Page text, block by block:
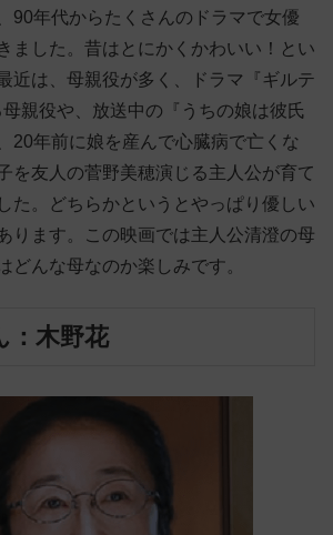
90年代からたくさんのドラマで女優
ました。昔はとにかくかわいい！とい
近は、母親役が多く、ドラマ『ギルテ
親役や、放送中の『うちの娘は彼氏
20年前に娘を産んで心臓病で亡くな
を友人の菅野美穂演じる主人公が育て
た。どちらかというとやっぱり優しい
ります。この映画では主人公清澄の母
どんな母なのか楽しみです。
：木野花